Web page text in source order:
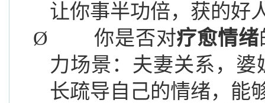
让你事半功倍，获的好
Ø
你是否对疗愈情绪
力场景：夫妻关系，
长疏导自己的情绪，能